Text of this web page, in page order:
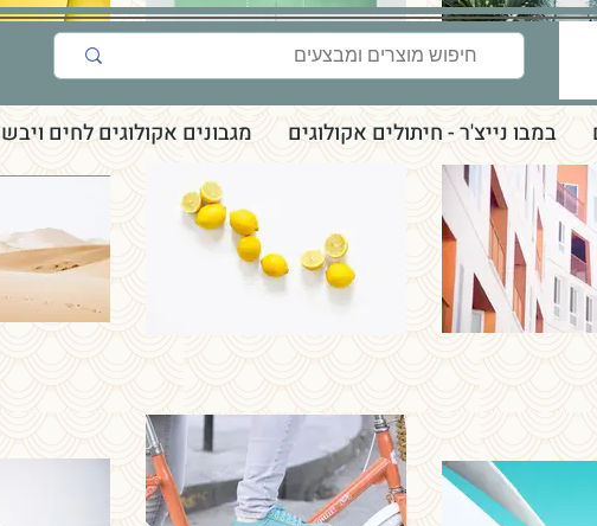
במבו נייצ'ר - חיתולים אקולוגים מגבונים אקולוגים לחים